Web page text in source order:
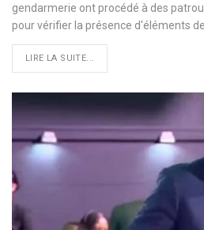
gendarmerie ont procédé à des
pour vérifier la présence d'éléments
LIRE LA SUITE...